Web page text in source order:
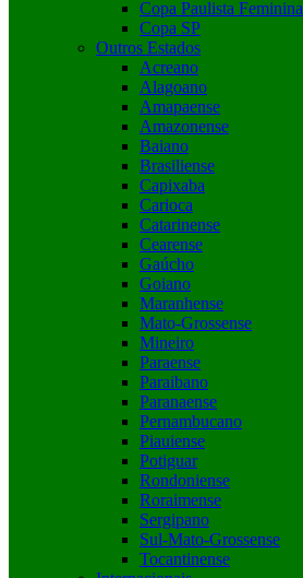
Copa Paulista Feminina
Copa SP
Outros Estados
Acreano
Alagoano
Amapaense
Amazonense
Baiano
Brasiliense
Capixaba
Carioca
Catarinense
Cearense
Gaúcho
Goiano
Maranhense
Mato-Grossense
Mineiro
Paraense
Paraibano
Paranaense
Pernambucano
Piauiense
Potiguar
Rondoniense
Roraimense
Sergipano
Sul-Mato-Grossense
Tocantinense